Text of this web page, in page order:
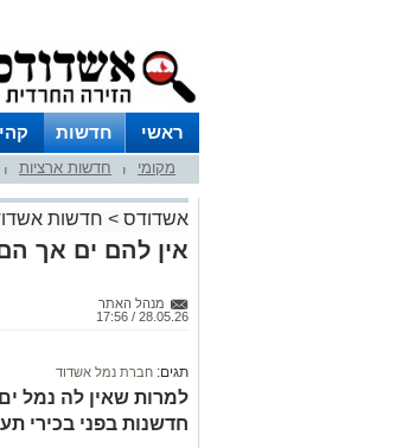
ראשי חדשות
מקומי חדשות ארציות
אשדודס > חדשות
אין להם ים אך
מנהל האתר
28.05.26 / 17:56
תגים: חברת נמל אשדוד
למרות שאין לה נמל
חדשנות בפני בכירי